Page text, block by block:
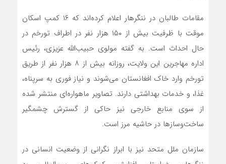
مقامات طالبان در ننگرهار اعلام کرده‌اند که ۱۶ کمپ اسکان
موقت با ظرفیت بیش از ۱۵۰ هزار نفر در اطراف تورخم در
حال احداث است. به گفته مولوی حبیب‌الله عزیزی، رئیس
اداره مهاجرین این ولایت، روزانه بیش از ۸ هزار نفر از طریق
تورخم وارد خاک افغانستان می‌شوند و نیاز فوری به سرپناه،
غذا، و خدمات بهداشتی دارند. تصاویر ماهواره‌ای منتشر شده
از سوی منابع خارجی نیز حاکی از گسترش چشمگیر
ساخت‌وسازها در حاشیه مرز است.
سازمان ملل متحد نیز با ابراز نگرانی از وضعیت انسانی در